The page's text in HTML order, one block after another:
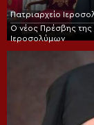
Πατριαρχείο
Ο νέος Πρέσβης της
Ιεροσολύμων